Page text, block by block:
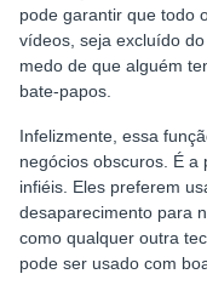
pode garantir que todo
vídeos, seja excluído
medo de que alguém
bate-papos.
Infelizmente, essa
negócios obscuros. É
infiéis. Eles preferem
desaparecimento para
como qualquer outra
pode ser usado com